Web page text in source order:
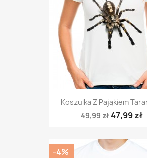
Koszulka Z Pająkiem
49,99 zł47,99 zł
-4%